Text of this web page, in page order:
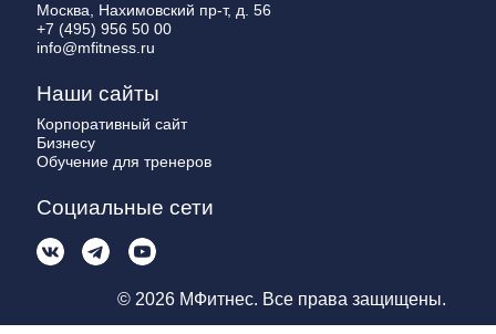
Москва, Нахимовский пр-т, д. 56
+7 (495) 956 50 00
info@mfitness.ru
Наши сайты
Корпоративный сайт
Бизнесу
Обучение для тренеров
Социальные сети
© 2026 МФитнес. Все права защищены.